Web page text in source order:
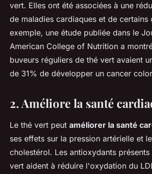
vert. Elles ont été associées à une
de maladies cardiaques et de certains
exemple, une étude publiée dans le
American College of Nutrition a
buveurs réguliers de thé vert avaient
de 31% de développer un cancer
2. Améliore la santé
Le thé vert peut améliorer la santé
ses effets sur la pression artérielle et
cholestérol. Les antioxydants présents
vert aident à réduire l'oxydation du